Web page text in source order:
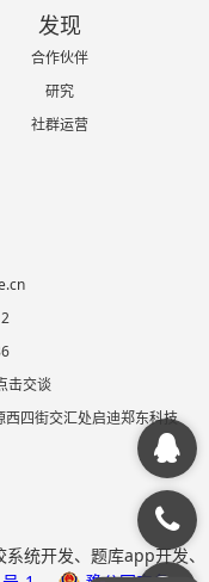
发现
合作伙伴
研究
社群运营
击交谈
四街交汇处启迪郑东科技
统开发、题库app开发、